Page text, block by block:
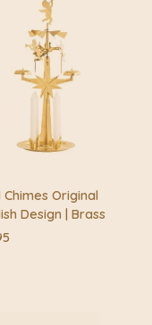
branden.
Chimes Original
Design | Brass